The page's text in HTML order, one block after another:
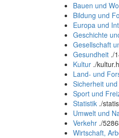
Bauen und
Bildung und
Europa und
Geschichte
Gesellschaft
Gesundheit ./
Kultur ./
Land- und
Sicherheit
Sport und
Statistik ./
Umwelt und
Verkehr ./
Wirtschaft,